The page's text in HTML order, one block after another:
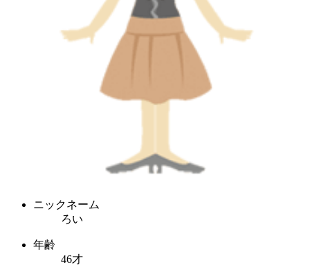
ニックネーム
ろい
年齢
46才